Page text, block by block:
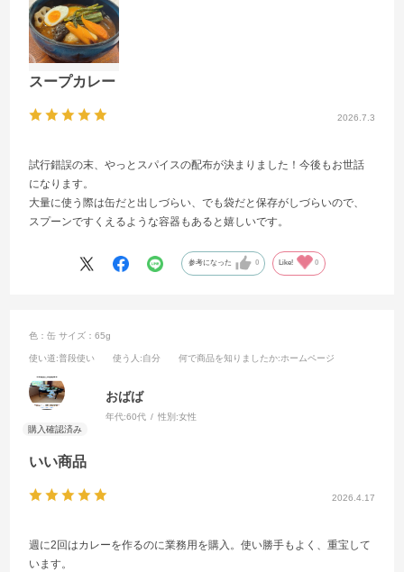
2026.7.3
スープカレー
試行錯誤の末、やっとスパイスの配布が決まりました！今後もお世話
になります。
大量に使う際は缶だと出しづらい、でも袋だと保存がしづらいので、
スプーンですくえるような容器もあると嬉しいです。
参考になった 0 Like! 0
2026.4.17
いい商品
色：缶 サイズ：65g
使い道:普段使い 使う人 :自分 何で商品を知りましたか:ホームページ
おばば
年代:60代 性別:女性
週に2回はカレーを作るのに業務用を購入。使い勝手もよく、重宝して
います。